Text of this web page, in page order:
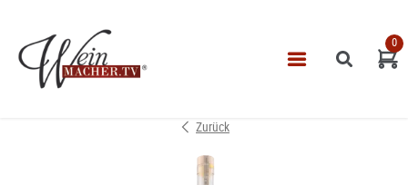
VINOTHEK
0
Zurück